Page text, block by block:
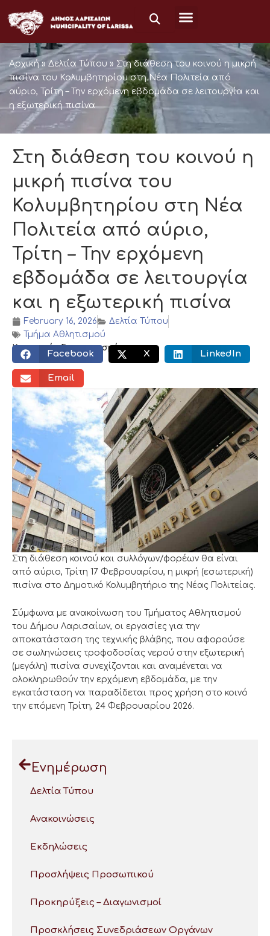
to
content
Αρχική » Δελτία Τύπου » Στη διάθεση του κοινού η μικρή
πισίνα του Κολυμβητηρίου στη Νέα Πολιτεία από
αύριο, Τρίτη – Την ερχόμενη εβδομάδα σε λειτουργία και
η εξωτερική πισίνα
Στη διάθεση του κοινού η
μικρή πισίνα του
Κολυμβητηρίου στη Νέα
Πολιτεία από αύριο,
Τρίτη – Την ερχόμενη
εβδομάδα σε λειτουργία
και η εξωτερική πισίνα
February 16, 2026
Δελτία Τύπου
Τμήμα Αθλητισμού
Κοινωνικός διαμοιρασμός:
Facebook X LinkedIn
Email
Στη διάθεση κοινού και συλλόγων/φορέων θα είναι
από αύριο, Τρίτη 17 Φεβρουαρίου, η μικρή (εσωτερική)
πισίνα στο Δημοτικό Κολυμβητήριο της Νέας Πολιτείας.
Σύμφωνα με ανακοίνωση του Τμήματος Αθλητισμού
του Δήμου Λαρισαίων, οι εργασίες για την
αποκατάσταση της τεχνικής βλάβης, που αφορούσε
σε σωληνώσεις τροφοδοσίας νερού στην εξωτερική
(μεγάλη) πισίνα συνεχίζονται και αναμένεται να
ολοκληρωθούν την ερχόμενη εβδομάδα, με την
εγκατάσταση να παραδίδεται προς χρήση στο κοινό
την επόμενη Τρίτη, 24 Φεβρουαρίου 2026.
Ενημέρωση
Δελτία Τύπου
Ανακοινώσεις
Εκδηλώσεις
Προσλήψεις Προσωπικού
Προκηρύξεις – Διαγωνισμοί
Προσκλήσεις Συνεδριάσεων Οργάνων